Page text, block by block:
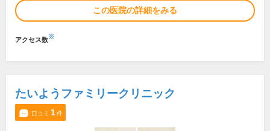
この医院の詳細をみる
アクセス数※
たいようファミリークリニック
口コミ 1件